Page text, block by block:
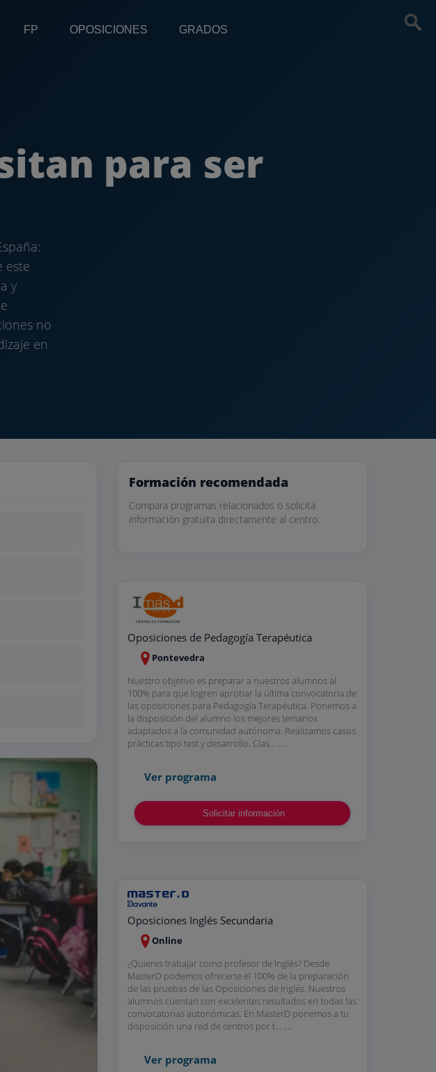
FP OPOSICIONES GRADOS
para ser
este
y
no
en
Formación recomendada
Compara programas relacionados o solicita
información gratuita directamente al centro.
Oposiciones de Pedagogía Terapéutica
Pontevedra
Nuestro objetivo es preparar a nuestros alumnos al
100% para que logren aprobar la última convocatoria de
las oposiciones para Pedagogía Terapéutica. Ponemos a
la disposición del alumno los mejores temarios
adaptados a la comunidad autónoma. Realizamos casos
prácticas tipo test y desarrollo. Clas... ....
Ver programa
Solicitar información
Oposiciones Inglés Secundaria
Online
¿Quieres trabajar como profesor de Inglés? Desde
MasterD podemos ofrecerte el 100% de la preparación
de las pruebas de las Oposiciones de Inglés. Nuestros
alumnos cuentan con excelentes resultados en todas las
convocatorias autonómicas. En MasterD ponemos a tu
disposición una red de centros por t... ....
Ver programa